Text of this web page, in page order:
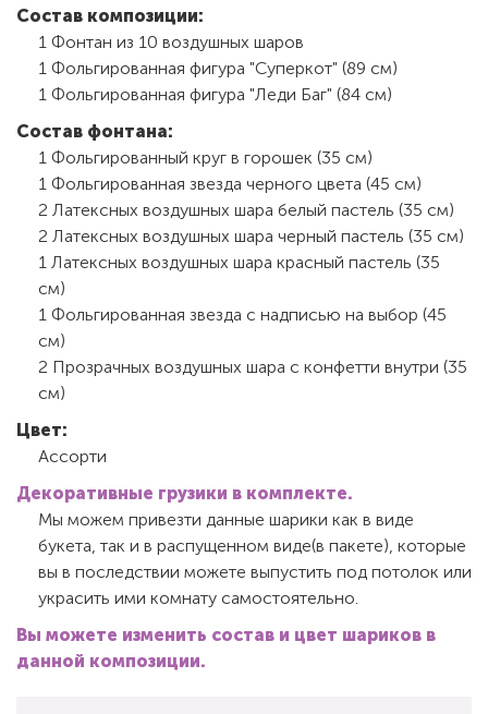
Состав композиции:
1 Фонтан из 10 воздушных шаров
1 Фольгированная фигура "Суперкот" (89 см)
1 Фольгированная фигура "Леди Баг" (84 см)
Состав фонтана:
1 Фольгированный круг в горошек (35 см)
1 Фольгированная звезда черного цвета (45 см)
2 Латексных воздушных шара белый пастель (35 см)
2 Латексных воздушных шара черный пастель (35 см)
1 Латексных воздушных шара красный пастель (35
см)
1 Фольгированная звезда с надписью на выбор (45
см)
2 Прозрачных воздушных шара с конфетти внутри (35
см)
Цвет:
Ассорти
Декоративные грузики в комплекте.
Мы можем привезти данные шарики как в виде
букета, так и в распущенном виде(в пакете), которые
вы в последствии можете выпустить под потолок или
украсить ими комнату самостоятельно.
Вы можете изменить состав и цвет шариков в
данной композиции.